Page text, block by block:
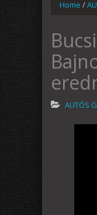
Home /
AUTÓS